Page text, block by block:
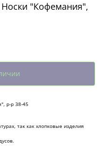
"Кофемания",
р-р 38-45
так как хлопковые изделия